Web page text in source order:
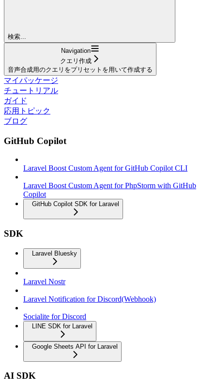
検索...
Navigation
クエリ作成
音声合成用のクエリをプリセットを用いて作成する
マイパッケージ
チュートリアル
ガイド
応用トピック
ブログ
GitHub Copilot
Laravel Boost Custom Agent for GitHub Copilot CLI
Laravel Boost Custom Agent for PhpStorm with GitHub
Copilot
GitHub Copilot SDK for Laravel
SDK
Laravel Bluesky
Laravel Nostr
Laravel Notification for Discord(Webhook)
Socialite for Discord
LINE SDK for Laravel
Google Sheets API for Laravel
AI SDK